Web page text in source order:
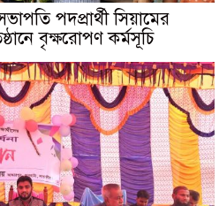
পদপ্রার্থী সিয়ামের
বৃক্ষরোপণ কর্মসূচি